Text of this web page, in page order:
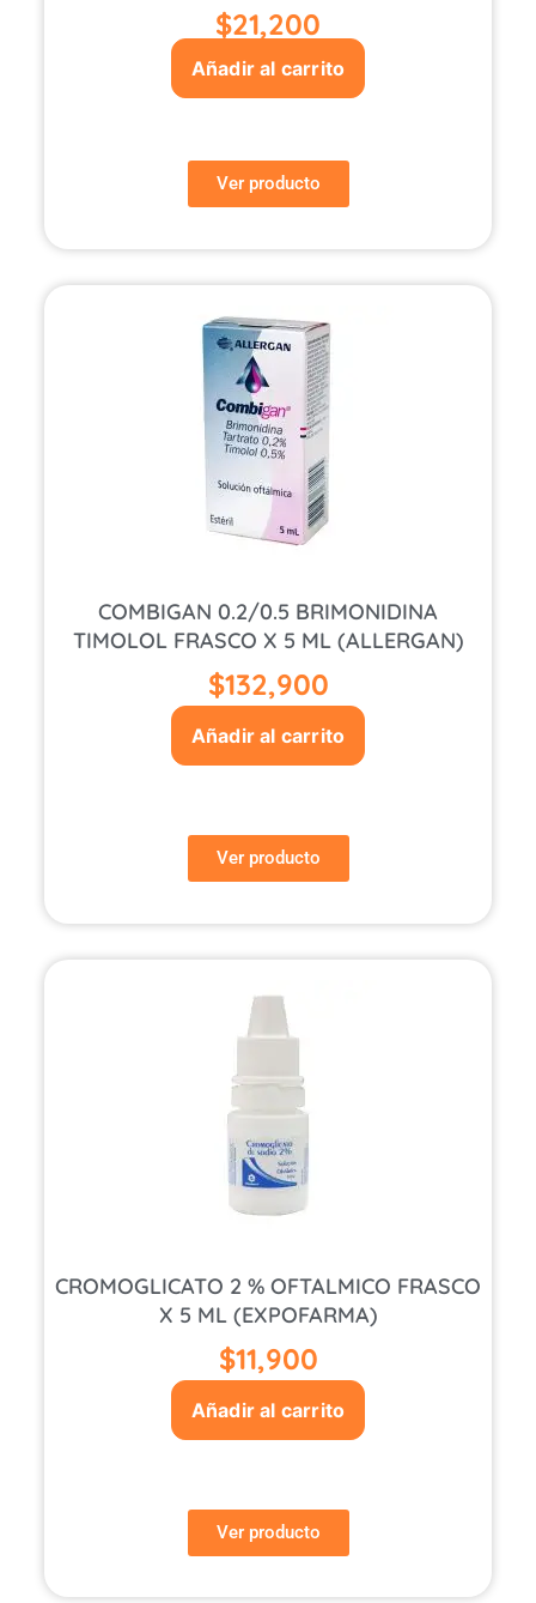
$21,200
Añadir al carrito
Ver producto
COMBIGAN 0.2/0.5 BRIMONIDINA
TIMOLOL FRASCO X 5 ML (ALLERGAN)
$132,900
Añadir al carrito
Ver producto
CROMOGLICATO 2 % OFTALMICO FRASCO
X 5 ML (EXPOFARMA)
$11,900
Añadir al carrito
Ver producto